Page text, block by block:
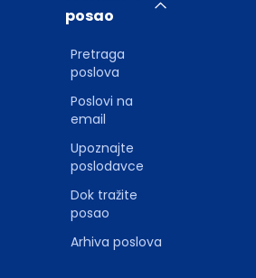
posao
Pretraga
poslova
Poslovi na
email
Upoznajte
poslodavce
Dok tražite
posao
Arhiva poslova